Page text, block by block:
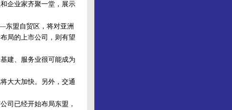
企业家齐聚一堂，展示
东盟自贸区，将对亚洲
局的上市公司，则有望
建、服务业很可能成为
大大加快。另外，交通
司已经开始布局东盟，